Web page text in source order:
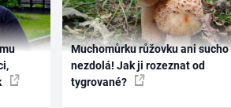
Muchomůrku růžovku ani sucho
nezdolá! Jak ji rozeznat od
tygrované?